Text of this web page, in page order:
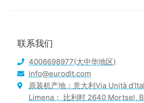
联系我们
4008698977(大中华地区)
info@eurodlt.com
原装机产地：意大利Via Unità
Limena； 比利时 2640 Mortsel,